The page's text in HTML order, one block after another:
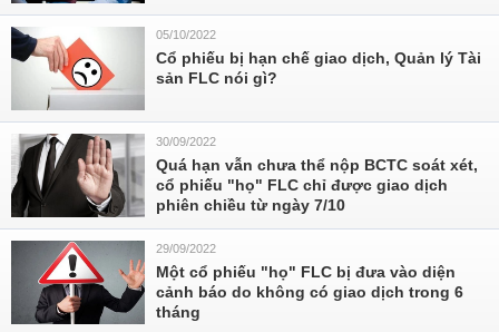
05/10/2022
Cổ phiếu bị hạn chế giao dịch, Quản lý Tài
sản FLC nói gì?
30/09/2022
Quá hạn vẫn chưa thể nộp BCTC soát xét,
cổ phiếu "họ" FLC chỉ được giao dịch
phiên chiều từ ngày 7/10
29/09/2022
Một cổ phiếu "họ" FLC bị đưa vào diện
cảnh báo do không có giao dịch trong 6
tháng